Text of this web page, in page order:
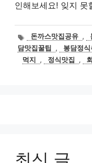
인해보세요! 잊지 못
태
그
돈까스맛집공유 ,
담맛집꿀팁
, 봉담정식
먹지
, 정식맛집 ,